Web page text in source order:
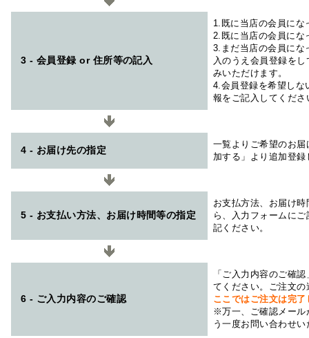
3 - 会員登録 or 住所等の記入
1.既に当店の会員にな
2.既に当店の会員にな
3.まだ当店の会員にな
入のうえ会員登録を
みいただけます。
4.会員登録を希望しな
報をご記入してくださ
4 - お届け先の指定
一覧よりご希望のお
加する」より追加登
5 - お支払い方法、お届け時間等の指定
お支払方法、お届け
ら、入力フォームに
記ください。
6 - ご入力内容のご確認
「ご入力内容のご確
てください。ご注文
ここではご注文は完
※万一、ご確認メール
う一度お問い合わせ